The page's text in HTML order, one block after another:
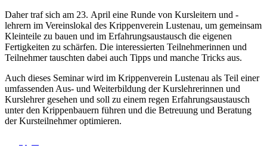
Daher traf sich am 23. April eine Runde von Kursleitern und -
lehrern im Vereinslokal des Krippenverein Lustenau, um gemeinsam
Kleinteile zu bauen und im Erfahrungsaustausch die eigenen
Fertigkeiten zu schärfen. Die interessierten Teilnehmerinnen und
Teilnehmer tauschten dabei auch Tipps und manche Tricks aus.
Auch dieses Seminar wird im Krippenverein Lustenau als Teil einer
umfassenden Aus- und Weiterbildung der Kurslehrerinnen und
Kurslehrer gesehen und soll zu einem regen Erfahrungsaustausch
unter den Krippenbauern führen und die Betreuung und Beratung
der Kursteilnehmer optimieren.